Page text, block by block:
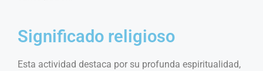
Significado religioso
Esta actividad destaca por su profunda espiritualidad,